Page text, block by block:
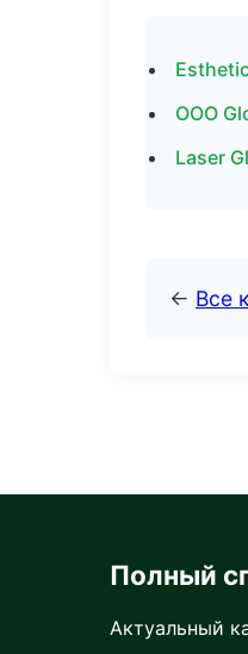
ООО
Laser
← Все
Полный
Актуальный